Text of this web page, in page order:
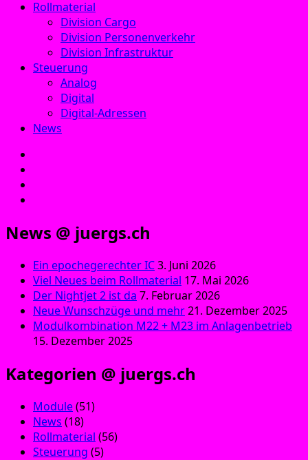
Rollmaterial
Division Cargo
Division Personenverkehr
Division Infrastruktur
Steuerung
Analog
Digital
Digital-Adressen
News
News @ juergs.ch
Ein epochegerechter IC3. Juni 2026
Viel Neues beim Rollmaterial 17. Mai 2026
Der Nightjet 2 ist da 7. Februar 2026
Neue Wunschzüge und mehr21. Dezember 2025
Modulkombination M22 + M23 im Anlagenbetrieb
15. Dezember 2025
Kategorien @ juergs.ch
Module(51)
News (18)
Rollmaterial (56)
Steuerung (5)